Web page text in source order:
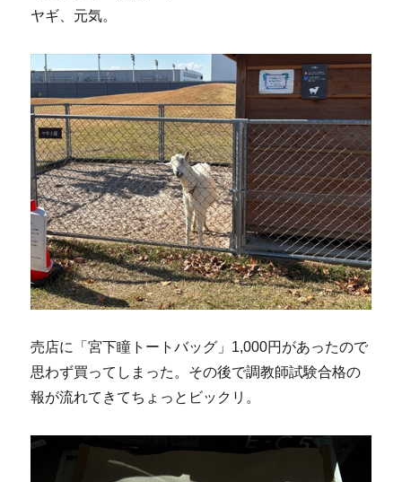
ヤギ、元気。
売店に「宮下瞳トートバッグ」1,000円があったので
思わず買ってしまった。その後で調教師試験合格の
報が流れてきてちょっとビックリ。